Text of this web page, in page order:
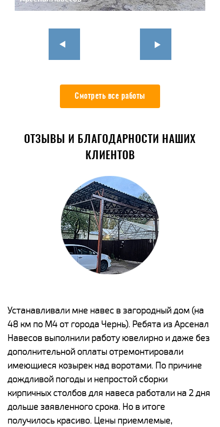
Смотреть все работы
ОТЗЫВЫ И БЛАГОДАРНОСТИ НАШИХ
КЛИЕНТОВ
Устанавливали мне навес в загородный дом (на
48 км по М4 от города Чернь). Ребята из Арсенал
Навесов выполнили работу ювелирно и даже без
дополнительной оплаты отремонтировали
имеющиеся козырек над воротами. По причине
дождливой погоды и непростой сборки
кирпичных столбов для навеса работали на 2 дня
дольше заявленного срока. Но в итоге
получилось красиво. Цены приемлемые,